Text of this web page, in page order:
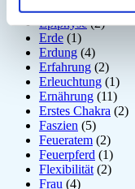
Entzündung(1)
Epiphyse(2)
Erde (1)
Erdung (4)
Erfahrung (2)
Erleuchtung (1)
Ernährung (11)
Erstes Chakra (2)
Faszien (5)
Feueratem (2)
Feuerpferd (1)
Flexibilität (2)
Frau (4)